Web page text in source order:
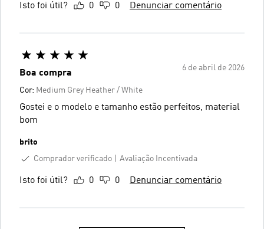
Isto foi útil? 0 0 Denunciar comentário
6 de abril de 2026
Boa compra
Cor: Medium Grey Heather / White
Gostei e o modelo e tamanho estão perfeitos, material
bom
brito
Comprador verificado
Avaliação Incentivada
Isto foi útil? 0 0 Denunciar comentário